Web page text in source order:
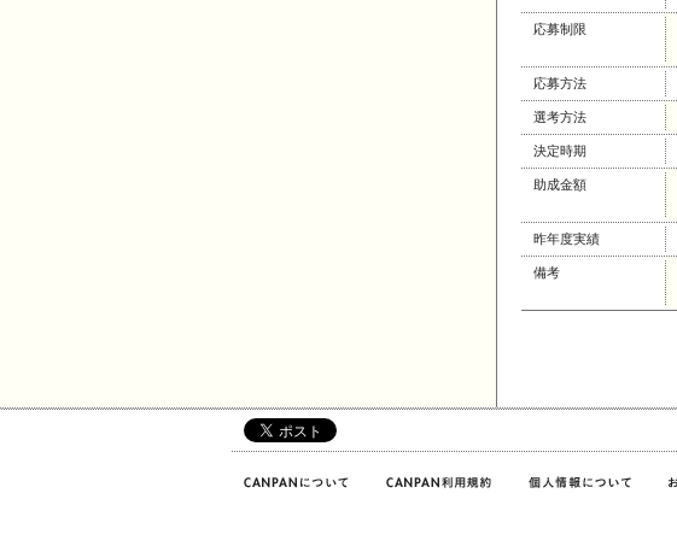
応募制限
応募方法
選考方法
決定時期
助成金額
昨年度実績
備考